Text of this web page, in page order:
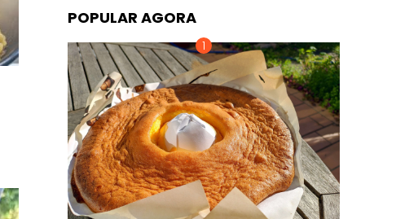
POPULAR AGORA